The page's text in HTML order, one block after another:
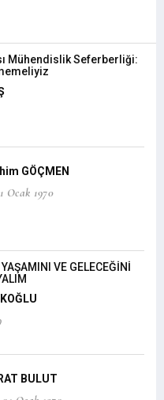
Mühendislik Seferberliği:
GÖÇMEN
Ocak 1970
VE GELECEĞİNİ
BULUT